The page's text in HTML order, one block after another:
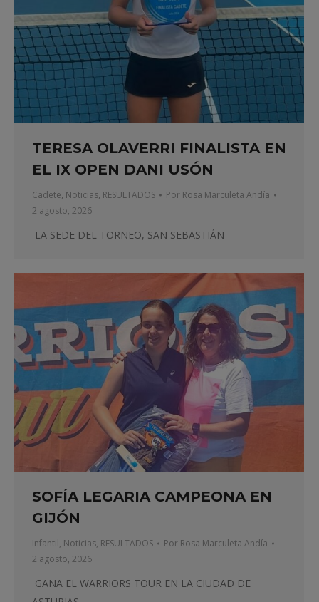
TERESA OLAVERRI FINALISTA EN
EL IX OPEN DANI USÓN
Cadete, Noticias, RESULTADOS Por Rosa Marculeta Andía
2 agosto, 2026
LA SEDE DEL TORNEO, SAN SEBASTIÁN
SOFÍA LEGARIA CAMPEONA EN
GIJÓN
Infantil, Noticias, RESULTADOS Por Rosa Marculeta Andía
2 agosto, 2026
GANA EL WARRIORS TOUR EN LA CIUDAD DE